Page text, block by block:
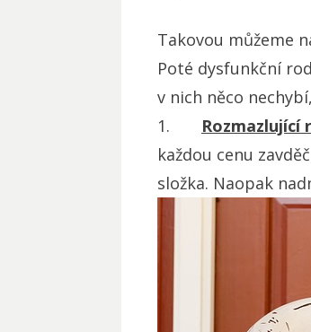
Takovou můžeme
Poté dysfunkční
v nich něco
1. Rozmazlující
každou cenu
složka. Naopak